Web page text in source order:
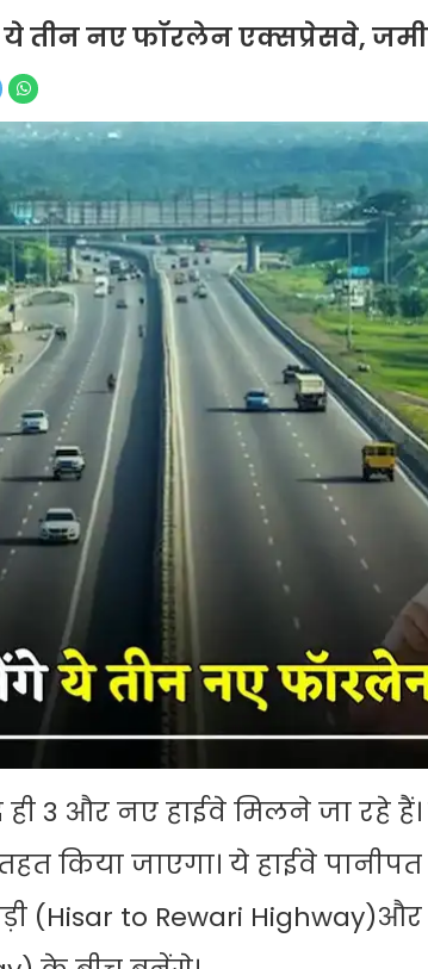
तीन नए फॉरलेन एक्सप्रेसवे,
3 और नए हाईवे मिलने जा रहे
किया जाएगा। ये हाईवे
(Hisar to Rewari